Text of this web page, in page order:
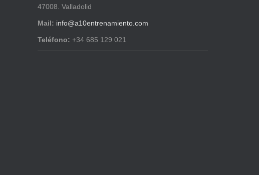
47008. Valladolid
Mail: info@a10entrenamiento.com
Teléfono: +34 685 129 021